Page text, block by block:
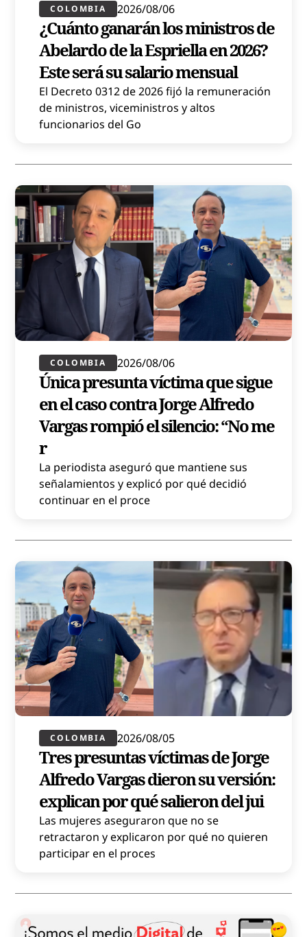
COLOMBIA 2026/08/06
¿Cuánto ganarán los ministros de
Abelardo de la Espriella en 2026?
Este será su salario mensual
El Decreto 0312 de 2026 fijó la remuneración
de ministros, viceministros y altos
funcionarios del Go
COLOMBIA 2026/08/06
Única presunta víctima que sigue
en el caso contra Jorge Alfredo
Vargas rompió el silencio: “No me
r
La periodista aseguró que mantiene sus
señalamientos y explicó por qué decidió
continuar en el proce
COLOMBIA 2026/08/05
Tres presuntas víctimas de Jorge
Alfredo Vargas dieron su versión:
explican por qué salieron del jui
Las mujeres aseguraron que no se
retractaron y explicaron por qué no quieren
participar en el proces